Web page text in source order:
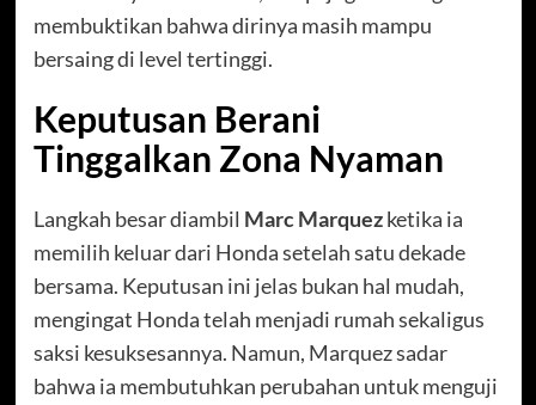
membuktikan bahwa dirinya masih mampu
bersaing di level tertinggi.
Keputusan Berani
Tinggalkan Zona Nyaman
Langkah besar diambil Marc Marquezketika ia
memilih keluar dari Honda setelah satu dekade
bersama. Keputusan ini jelas bukan hal mudah,
mengingat Honda telah menjadi rumah sekaligus
saksi kesuksesannya. Namun, Marquez sadar
bahwa ia membutuhkan perubahan untuk menguji